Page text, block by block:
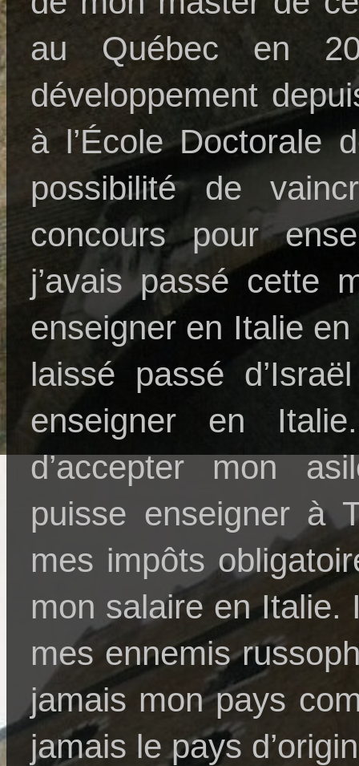
au Québec en
développement
à l’École Doctorale
possibilité de
concours pour
j’avais passé cette
enseigner en Italie
laissé passé
enseigner en
d’accepter mon
puisse enseigner à
mes impôts
mon salaire en Italie.
mes ennemis
jamais mon pays
jamais le pays